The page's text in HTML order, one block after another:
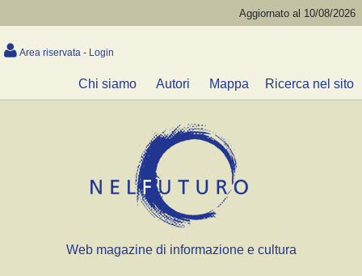
Aggiornato al 10/08/2026
Area riservata - Login
Chi siamo Autori Mappa Ricerca nel sito
Web magazine di informazione e cultura